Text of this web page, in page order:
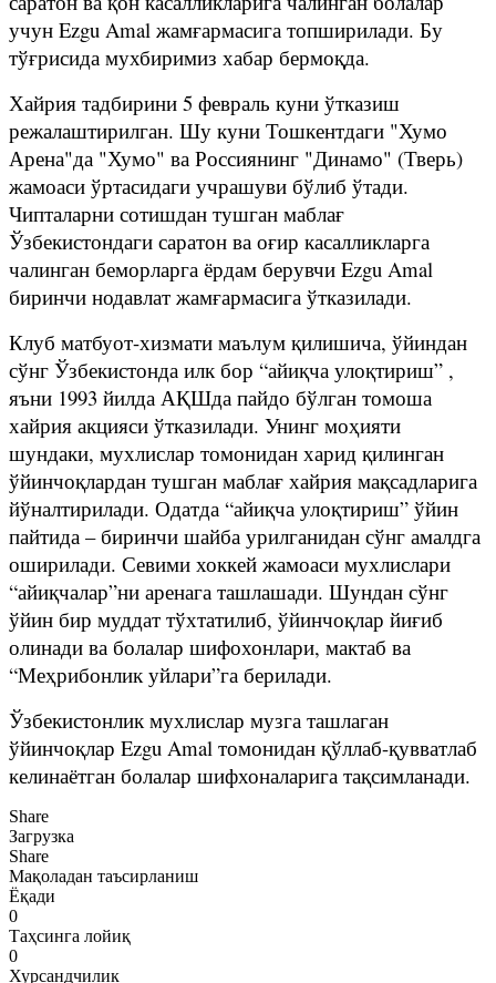
учун Ezgu Amal жамғармасига топширилади. Бу
тўғрисида мухбиримиз хабар бермоқда.
Хайрия тадбирини 5 февраль куни ўтказиш
режалаштирилган. Шу куни Тошкентдаги "Хумо
Арена"да "Хумо" ва Россиянинг "Динамо" (Тверь)
жамоаси ўртасидаги учрашуви бўлиб ўтади.
Чипталарни сотишдан тушган маблағ
Ўзбекистондаги саратон ва оғир касалликларга
чалинган беморларга ёрдам берувчи Ezgu Amal
биринчи нодавлат жамғармасига ўтказилади.
Клуб матбуот-хизмати маълум қилишича, ўйиндан
сўнг Ўзбекистонда илк бор “айиқча улоқтириш” ,
яъни 1993 йилда АҚШда пайдо бўлган томоша
хайрия акцияси ўтказилади. Унинг моҳияти
шундаки, мухлислар томонидан харид қилинган
ўйинчоқлардан тушган маблағ хайрия мақсадларига
йўналтирилади. Одатда “айиқча улоқтириш” ўйин
пайтида – биринчи шайба урилганидан сўнг амалдга
оширилади. Севими хоккей жамоаси мухлислари
“айиқчалар”ни аренага ташлашади. Шундан сўнг
ўйин бир муддат тўхтатилиб, ўйинчоқлар йиғиб
олинади ва болалар шифохонлари, мактаб ва
“Меҳрибонлик уйлари”га берилади.
Ўзбекистонлик мухлислар музга ташлаган
ўйинчоқлар Ezgu Amal томонидан қўллаб-қувватлаб
келинаётган болалар шифхоналарига тақсимланади.
Share
Загрузка
Share
Мақоладан таъсирланиш
Ёқади
0
Таҳсинга лойиқ
0
Хурсандчилик